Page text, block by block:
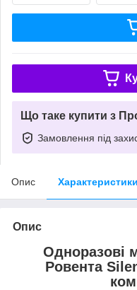
Що таке купити з
Замовлення під
Опис Характеристики
Опис
Одноразові
Ровента